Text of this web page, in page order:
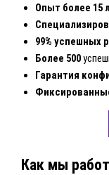
Опыт более 15
99% успешных
Более 500
Гарантия
Как мы